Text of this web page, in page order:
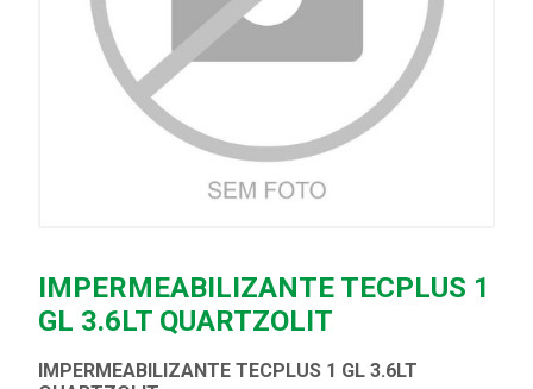
IMPERMEABILIZANTE TECPLUS 1
GL 3.6LT QUARTZOLIT
IMPERMEABILIZANTE TECPLUS 1 GL 3.6LT